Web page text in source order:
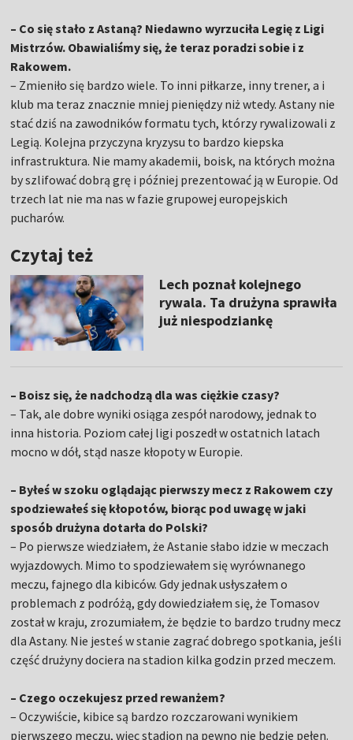
– Co się stało z Astaną? Niedawno wyrzuciła Legię z Ligi
Mistrzów. Obawialiśmy się, że teraz poradzi sobie i z
Rakowem.
– Zmieniło się bardzo wiele. To inni piłkarze, inny trener, a i
klub ma teraz znacznie mniej pieniędzy niż wtedy. Astany nie
stać dziś na zawodników formatu tych, którzy rywalizowali z
Legią. Kolejna przyczyna kryzysu to bardzo kiepska
infrastruktura. Nie mamy akademii, boisk, na których można
by szlifować dobrą grę i później prezentować ją w Europie. Od
trzech lat nie ma nas w fazie grupowej europejskich
pucharów.
Czytaj też
Lech poznał kolejnego
rywala. Ta drużyna sprawiła
już niespodziankę
– Boisz się, że nadchodzą dla was ciężkie czasy?
– Tak, ale dobre wyniki osiąga zespół narodowy, jednak to
inna historia. Poziom całej ligi poszedł w ostatnich latach
mocno w dół, stąd nasze kłopoty w Europie.
– Byłeś w szoku oglądając pierwszy mecz z Rakowem czy
spodziewałeś się kłopotów, biorąc pod uwagę w jaki
sposób drużyna dotarła do Polski?
– Po pierwsze wiedziałem, że Astanie słabo idzie w meczach
wyjazdowych. Mimo to spodziewałem się wyrównanego
meczu, fajnego dla kibiców. Gdy jednak usłyszałem o
problemach z podróżą, gdy dowiedziałem się, że Tomasov
został w kraju, zrozumiałem, że będzie to bardzo trudny mecz
dla Astany. Nie jesteś w stanie zagrać dobrego spotkania, jeśli
część drużyny dociera na stadion kilka godzin przed meczem.
– Czego oczekujesz przed rewanżem?
– Oczywiście, kibice są bardzo rozczarowani wynikiem
pierwszego meczu, więc stadion na pewno nie będzie pełen.